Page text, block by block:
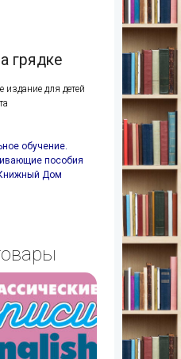
грядке
для детей
обучение.
пособия
Дом